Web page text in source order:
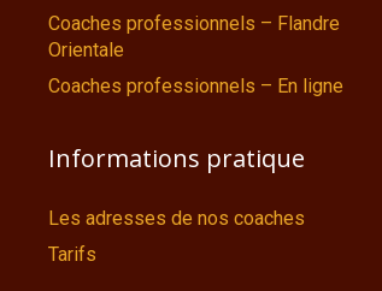
Coaches professionnels – Flandre
Orientale
Coaches professionnels – En ligne
Informations pratique
Les adresses de nos coaches
Tarifs